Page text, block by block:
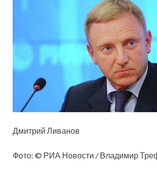
Дмитрий Ливанов
Фото: © РИА Новости / Владимир